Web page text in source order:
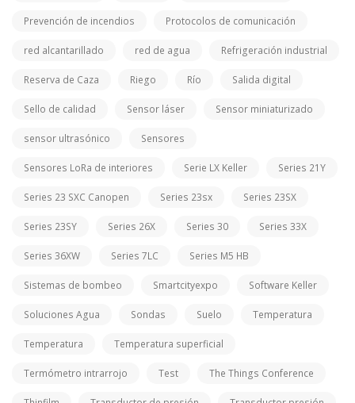
Prevención de incendios Protocolos de comunicación
red alcantarillado red de agua Refrigeración industrial
Reserva de Caza Riego Río Salida digital
Sello de calidad Sensor láser Sensor miniaturizado
sensor ultrasónico Sensores
Sensores LoRa de interiores Serie LX Keller Series 21Y
Series 23 SXC Canopen Series 23sx Series 23SX
Series 23SY Series 26X Series 30 Series 33X
Series 36XW Series 7LC Series M5 HB
Sistemas de bombeo Smartcityexpo Software Keller
Soluciones Agua Sondas Suelo Temperatura
Temperatura Temperatura superficial
Termómetro intrarrojo Test The Things Conference